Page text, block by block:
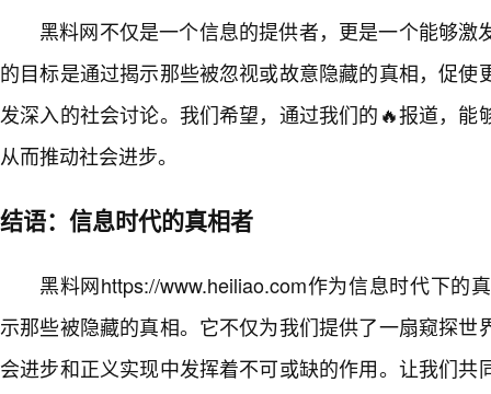
黑料网不仅是一个信息的提供者，更是一个能够激
的目标是通过揭示那些被忽视或故意隐藏的真相，促使
发深入的社会讨论。我们希望，通过我们的🔥报道，能
从而推动社会进步。
结语：信息时代的真相者
黑料网https://www.heiliao.com作为信息时代下的
示那些被隐藏的真相。它不仅为我们提供了一扇窥探世
会进步和正义实现中发挥着不可或缺的作用。让我们共